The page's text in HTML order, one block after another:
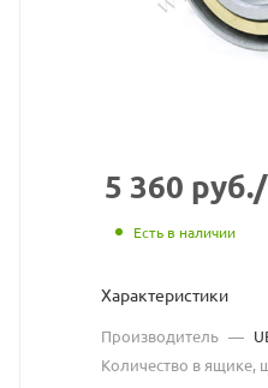
ссылке
https://
без
владельца
сайта
5 360 руб.
Есть в наличии
Характеристики
Производитель —
Количество в ящике,